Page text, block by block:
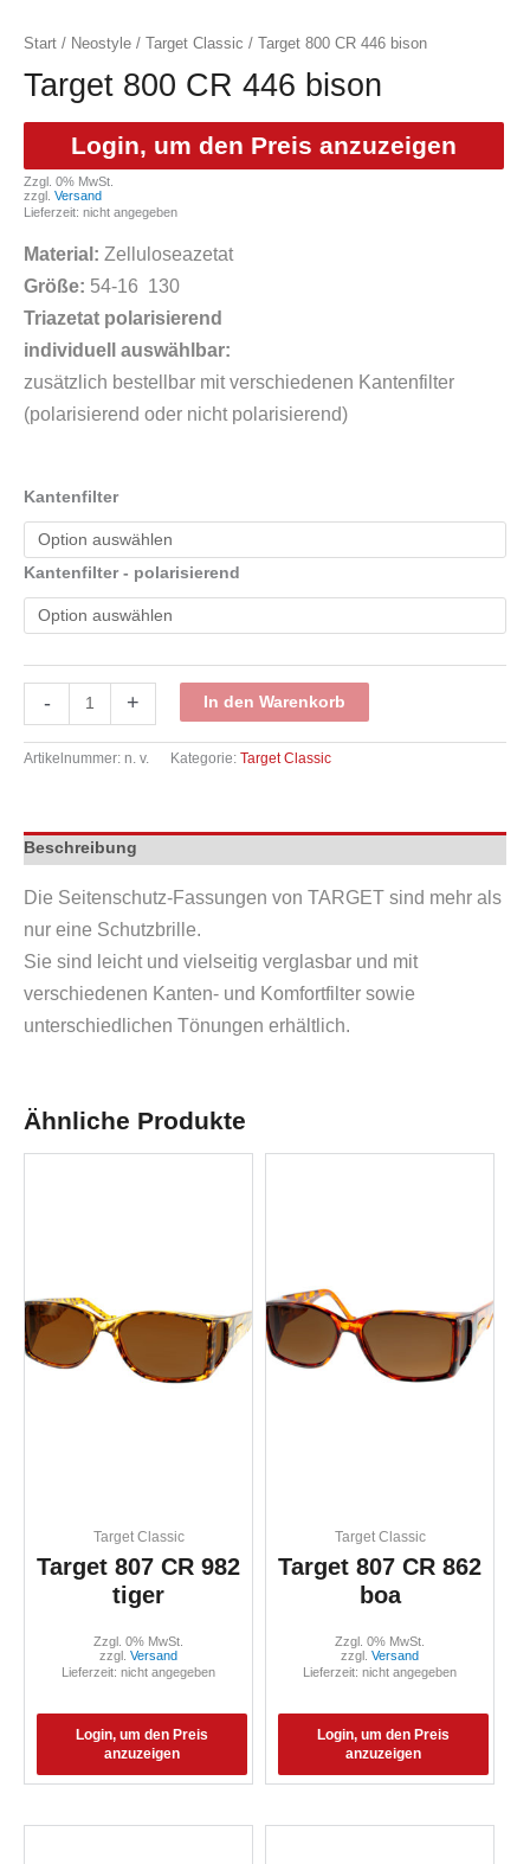
Start / Neostyle / Target Classic / Target 800 CR 446 bison
Target 800 CR 446 bison
Login, um den Preis anzuzeigen
Zzgl. 0% MwSt.
zzgl. Versand
Lieferzeit: nicht angegeben
Material: Zelluloseazetat
Größe: 54-16 130
Triazetat polarisierend
individuell auswählbar:
zusätzlich bestellbar mit verschiedenen Kantenfilter
(polarisierend oder nicht polarisierend)
Kantenfilter
Kantenfilter - polarisierend
-
800
CR
446
bison
+ In den Warenkorb
Artikelnummer: n. v. Kategorie: Target Classic
Beschreibung
Die Seitenschutz-Fassungen von TARGET sind mehr als
nur eine Schutzbrille.
Sie sind leicht und vielseitig verglasbar und mit
verschiedenen Kanten- und Komfortfilter sowie
unterschiedlichen Tönungen erhältlich.
Ähnliche Produkte
Target Classic
Target 807 CR 982
tiger
Login, um den Preis
anzuzeigen
Zzgl. 0% MwSt.
zzgl. Versand
Lieferzeit: nicht angegeben
Target Classic
Target 807 CR 862
boa
Login, um den Preis
anzuzeigen
Zzgl. 0% MwSt.
zzgl. Versand
Lieferzeit: nicht angegeben